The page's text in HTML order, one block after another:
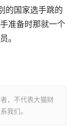
的国家选手跳的
准备时那就一个
。
，不代表大猫财
我们。